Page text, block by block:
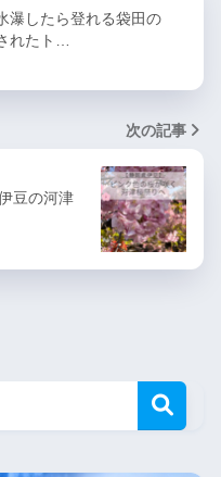
瀑したら登れる袋田の
れたト…
次の記事
豆の河津